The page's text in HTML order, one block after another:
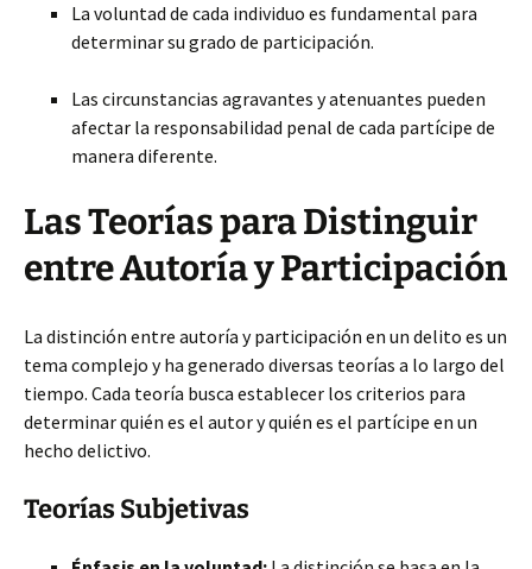
La voluntad de cada individuo es fundamental para
determinar su grado de participación.
Las circunstancias agravantes y atenuantes pueden
afectar la responsabilidad penal de cada partícipe de
manera diferente.
Las Teorías para Distinguir
entre Autoría y Participación
La distinción entre autoría y participación en un delito es un
tema complejo y ha generado diversas teorías a lo largo del
tiempo. Cada teoría busca establecer los criterios para
determinar quién es el autor y quién es el partícipe en un
hecho delictivo.
Teorías Subjetivas